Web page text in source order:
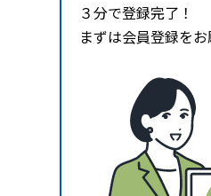
３分で登録完了！
まずは会員登録をお